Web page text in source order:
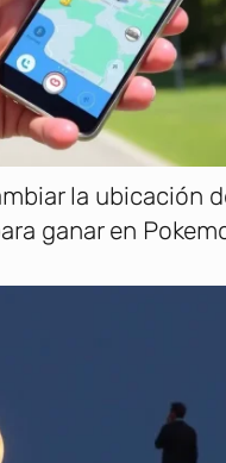
la ubicación
ganar en